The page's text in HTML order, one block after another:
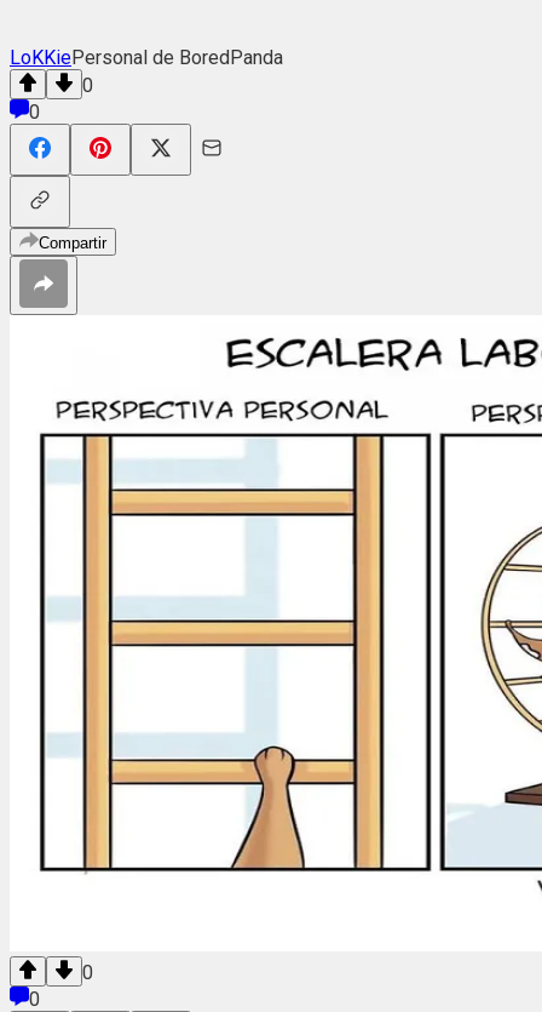
LoKKiePersonal de BoredPanda
0
0
Compartir
0
0